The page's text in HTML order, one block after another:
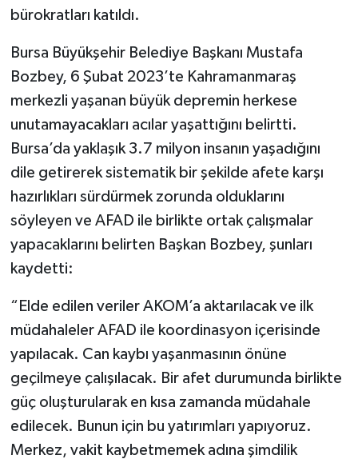
bürokratları katıldı.
Bursa Büyükşehir Belediye Başkanı Mustafa
Bozbey, 6 Şubat 2023’te Kahramanmaraş
merkezli yaşanan büyük depremin herkese
unutamayacakları acılar yaşattığını belirtti.
Bursa’da yaklaşık 3.7 milyon insanın yaşadığını
dile getirerek sistematik bir şekilde afete karşı
hazırlıkları sürdürmek zorunda olduklarını
söyleyen ve AFAD ile birlikte ortak çalışmalar
yapacaklarını belirten Başkan Bozbey, şunları
kaydetti:
“Elde edilen veriler AKOM’a aktarılacak ve ilk
müdahaleler AFAD ile koordinasyon içerisinde
yapılacak. Can kaybı yaşanmasının önüne
geçilmeye çalışılacak. Bir afet durumunda birlikte
güç oluşturularak en kısa zamanda müdahale
edilecek. Bunun için bu yatırımları yapıyoruz.
Merkez, vakit kaybetmemek adına şimdilik